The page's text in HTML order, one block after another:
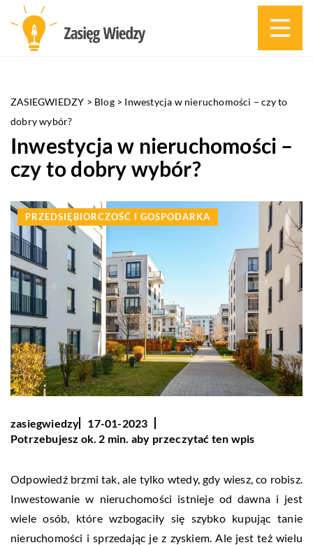
ZASIEGWIEDZY > Blog> Inwestycja w nieruchomości – czy to
dobry wybór?
Inwestycja w nieruchomości –
czy to dobry wybór?
PRZEDSIĘBIORCZOŚĆ I GOSPODARKA
zasiegwiedzy
17-01-2023
Potrzebujesz ok. 2 min. aby przeczytać ten wpis
Odpowiedź brzmi tak, ale tylko wtedy, gdy wiesz, co robisz.
Inwestowanie w nieruchomości istnieje od dawna i jest
wiele osób, które wzbogaciły się szybko kupując tanie
nieruchomości i sprzedając je z zyskiem. Ale jest też wielu